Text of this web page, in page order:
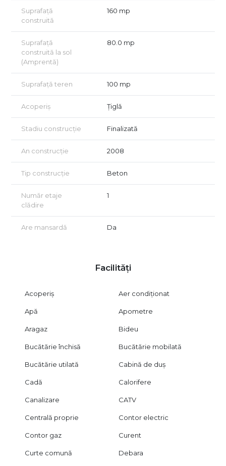
nu ezitați să ne contactați.
Oferim consultanță GRATUITĂ pentru achiziții prin credit
ipotecar!
Vizionarea se face doar în baza semnării unui acord de
vizionare conform art. 2.096–2.102 din Codul Civil.
Suprafață
construită
160 mp
Suprafață
construită la sol
(Amprentă)
80.0 mp
Suprafață teren 100 mp
Acoperiș Țiglă
Stadiu construcție Finalizată
An construcție 2008
Tip construcție Beton
Număr etaje
clădire
1
Are mansardă Da
Facilități
Acoperiș Aer condiționat
Apă Apometre
Aragaz Bideu
Bucătărie închisă Bucătărie mobilată
Bucătărie utilată Cabină de duș
Cadă Calorifere
Canalizare CATV
Centrală proprie Contor electric
Contor gaz Curent
Curte comună Debara